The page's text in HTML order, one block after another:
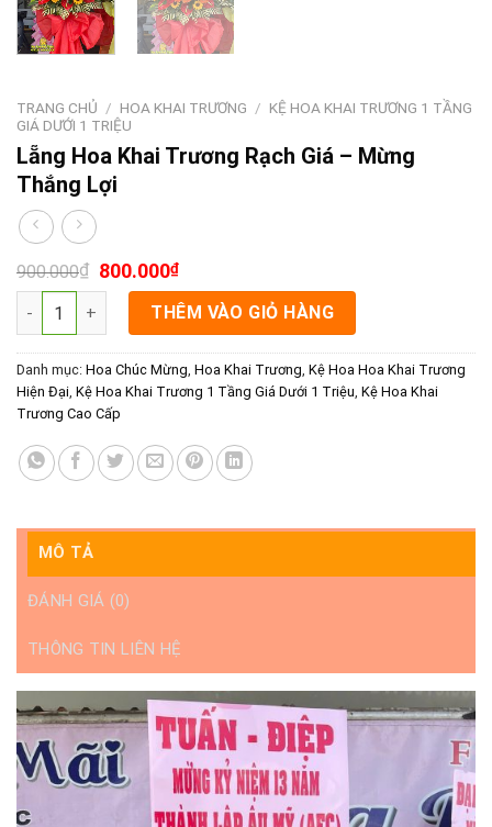
TRANG CHỦ / HOA KHAI TRƯƠNG / KỆ HOA KHAI TRƯƠNG 1 TẦNG
GIÁ DƯỚI 1 TRIỆU
Lẵng Hoa Khai Trương Rạch Giá – Mừng
Thắng Lợi
900.000₫ 800.000₫
Lẵng Hoa Khai Trương Rạch Giá - Mừng Thắng Lợi số lượng
THÊM VÀO GIỎ HÀNG
Danh mục: Hoa Chúc Mừng, Hoa Khai Trương, Kệ Hoa Hoa Khai Trương
Hiện Đại, Kệ Hoa Khai Trương 1 Tầng Giá Dưới 1 Triệu, Kệ Hoa Khai
Trương Cao Cấp
MÔ TẢ
ĐÁNH GIÁ (0)
THÔNG TIN LIÊN HỆ